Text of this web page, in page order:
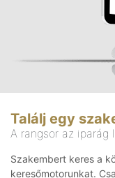
Találj egy
A rangsor az
Szakembert keres a
keresőmotorunkat.